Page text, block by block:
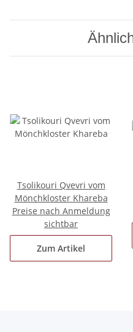
Tsolikouri Qvevri vom
Mönchkloster Khareba
Preise nach Anmeldung
sichtbar
Zum Artikel